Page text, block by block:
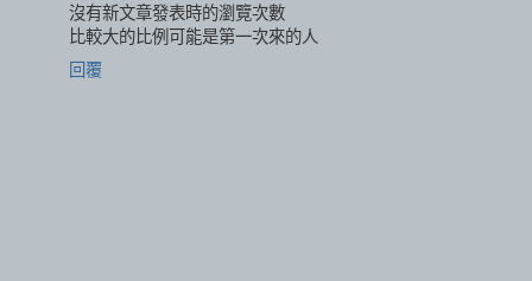
沒有新文章發表時的瀏覽次數
比較大的比例可能是第一次來的人
回覆